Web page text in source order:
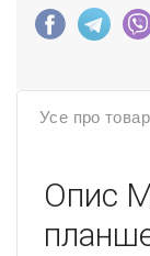
Усе про товар
Опис